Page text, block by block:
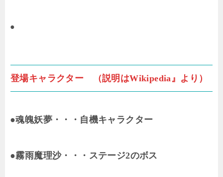
●
登場キャラクター （説明はWikipedia』より）
●魂魄妖夢・・・自機キャラクター
●霧雨魔理沙・・・ステージ2のボス